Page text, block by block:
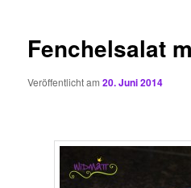
Fenchelsalat
Veröffentlicht am20. Juni 2014